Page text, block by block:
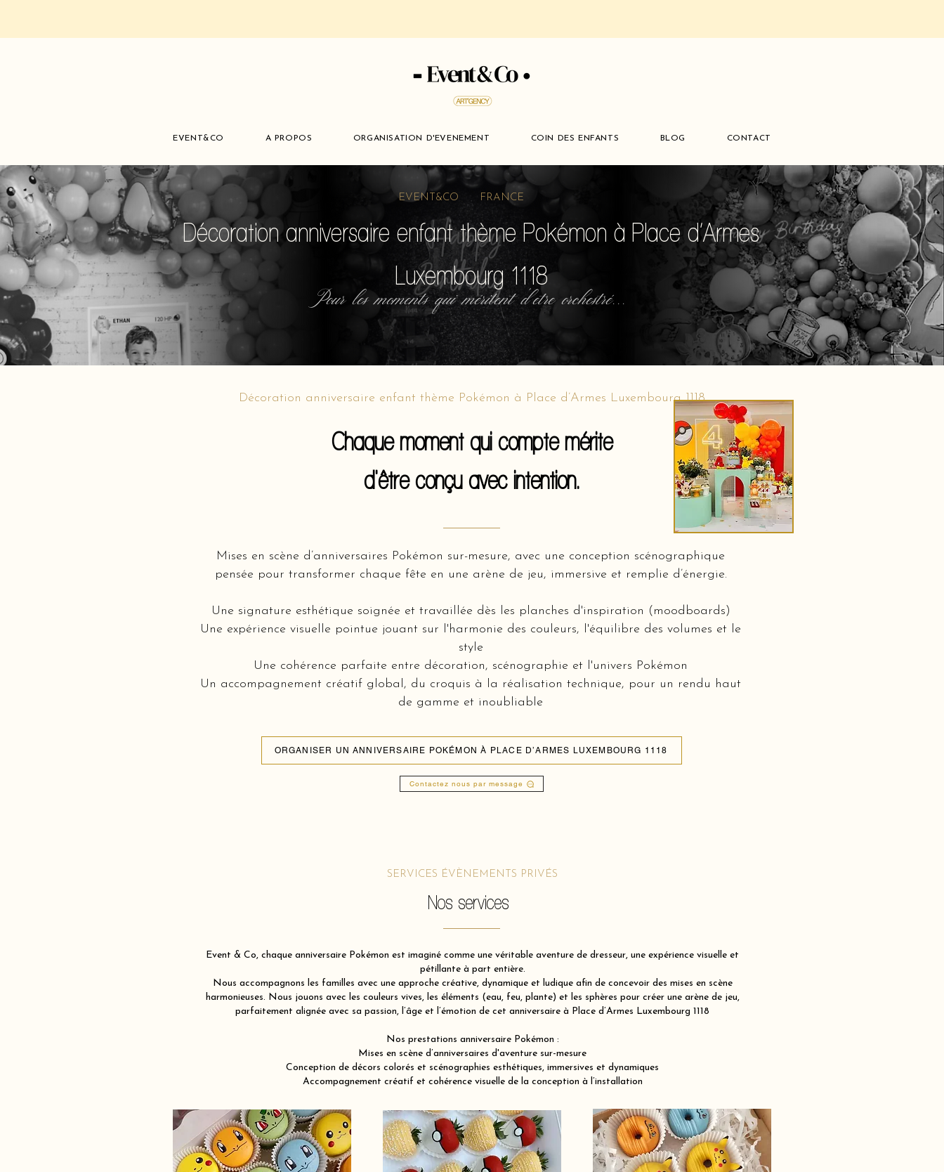
EVENT&CO A PROPOS ORGANISATION D'EVENEMENT COIN DES ENFANTS BLOG CONTACT
EVENT&CO FRANCE
Décoration anniversaire enfant thème Pokémon à Place d’Armes
Luxembourg 1118
Pour les moments qui méritent d'etre orchestré...
Décoration anniversaire enfant thème Pokémon à Place d’Armes Luxembourg 1118
Chaque moment qui compte mérite
d'être conçu avec intention.
Mises en scène d’anniversaires Pokémon sur-mesure, avec une conception scénographique
pensée pour transformer chaque fête en une arène de jeu, immersive et remplie d’énergie.
Une signature esthétique soignée et travaillée dès les planches d'inspiration (moodboards)
Une expérience visuelle pointue jouant sur l'harmonie des couleurs, l'équilibre des volumes et le
style
Une cohérence parfaite entre décoration, scénographie et l'univers Pokémon
Un accompagnement créatif global, du croquis à la réalisation technique, pour un rendu haut
de gamme et inoubliable
ORGANISER UN ANNIVERSAIRE POKÉMON À PLACE D’ARMES LUXEMBOURG 1118
Contactez nous par message
SERVICES ÉVÈNEMENTS PRIVÉS
Nos services
Event & Co, chaque anniversaire Pokémon est imaginé comme une véritable aventure de dresseur, une expérience visuelle et
pétillante à part entière.
Nous accompagnons les familles avec une approche créative, dynamique et ludique afin de concevoir des mises en scène
harmonieuses. Nous jouons avec les couleurs vives, les éléments (eau, feu, plante) et les sphères pour créer une arène de jeu,
parfaitement alignée avec sa passion, l’âge et l’émotion de cet anniversaire à Place d’Armes Luxembourg 1118
Nos prestations anniversaire Pokémon :
Mises en scène d’anniversaires d'aventure sur-mesure
Conception de décors colorés et scénographies esthétiques, immersives et dynamiques
Accompagnement créatif et cohérence visuelle de la conception à l’installation